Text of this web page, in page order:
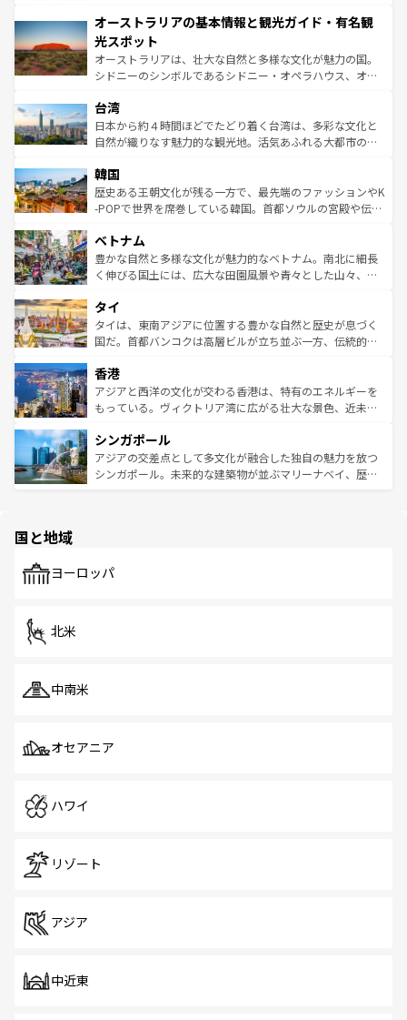
部のニューオーリンズでは、音楽と美食が融合した独特の
文化が魅力。旅行者はアメリカの各地域で異なる魅力を楽
しみながら、その多様性と豊かな歴史を感じることができ
るだろう。車でのロードトリップや列車の旅も、アメリカ
情報は
ワイ島は見逃せない。また、定番の観光地といえばオアフ
島だが、静かな自然を求めるならマウイ島やカウアイ島が
おすすめ。エメラルドグリーンに輝く海をはじめ、豊かな
文化や歴史が息づいている。「アロハスピリット」と呼ば
人々、おいしいローカルフードやハワイアンミュージッ
ク、伝統的なフラダンスなど、すべてがハワイの魅力を彩
っている。訪れるたびに新しい発見と感動が待っているハ
はコンテンツ一覧
オーストラリアの基本情報と観光ガイド・有名観
光スポット
オーストラリアは、壮大な自然と多様な文化が魅力の国。
シドニーのシンボルであるシドニー・オペラハウス、オー
リアリーフや大陸中央部にそびえるウルル（エアーズロッ
ク）、タスマニアの美しい原生林やケアンズの熱帯雨林な
ど、見どころがたくさん。また、カフェやワイン、オージ
いる。アクティビティも充実しており、サーフィンやダイ
ビング、ハイキングなど、アウトドア好きにはたまらな
い。オーストラリアの多彩な魅力を存分に味わいつくそ
参照してほしい。
台湾
日本から約４時間ほどでたどり着く台湾は、多彩な文化と
自然が織りなす魅力的な観光地。活気あふれる大都市の台
ン）、静ひつな山岳地帯である台湾東部など、都市の喧騒
と山間の静けさが共存しており、訪れる人に新しい発見と
驚きをもたらしてくれる。また、奥深い台湾の食文化も魅
容にもいいと評判のスイーツなど、バラエティ豊かな料理
が味わえる。 なお、新着の台湾情報は コンテンツ一覧を参
照してほしい。
韓国
歴史ある王朝文化が残る一方で、最先端のファッションやK
-POPで世界を席巻している韓国。首都ソウルの宮殿や伝統
き、地方に足を延ばせば四季折々の自然美を楽しむことが
できる。そして、キムチや焼肉、絶品のストリートフード
まで、さまざまな韓国料理が待っている。夜には、韓国な
リティに包まれながら、韓国の多彩な魅力を心ゆくまで味
わってみてほしい。 なお、新着の韓国情報はコンテンツ一
覧を参照してほしい。
ベトナム
豊かな自然と多様な文化が魅力的なベトナム。南北に細長
く伸びる国土には、広大な田園風景や青々とした山々、世
急速な発展と共に伝統が息づく。ハノイの古い町並みやホ
ーチミン市のフランス統治時代の建物も、独特の雰囲気を
醸し出している。また、バラエティの豊かさとおいしさで
とつ。フォーやバインミー、ベトナムコーヒーなどは、ぜ
ひ現地で味わいたい。どの地域を訪れてもあたたかい人々
が旅行者を迎えてくれるので、きっと忘れられない旅にな
参照してほしい。
タイ
タイは、東南アジアに位置する豊かな自然と歴史が息づく
国だ。首都バンコクは高層ビルが立ち並ぶ一方、伝統的な
の活気が交差している。北部ではチェンマイなどの山岳地
帯で自然と触れ合い、南部ではプーケットやクラビの美し
いビーチでリゾート気分を楽しむことができる。タイ料理
激する。気候は一年中温暖で、どの季節にも異なる楽しみ
が待っている。親しみやすいタイの人々、仏教を中心とし
た文化、そして多様な観光資源が、訪れる旅人を魅了し続
香港
アジアと西洋の文化が交わる香港は、特有のエネルギーを
もっている。ヴィクトリア湾に広がる壮大な景色、近未来
み、どこを訪れても感動するはず。観光スポットが密集し
ており、効率よく見どころを回れるのも魅力。息をのむよ
うな絶景から文化的な体験まで、香港を存分に楽しみ尽く
シンガポール
アジアの交差点として多文化が融合した独自の魅力を放つ
シンガポール。未来的な建築物が並ぶマリーナベイ、歴史
で、ホーカーズは地元の風情を楽しめる外せないスポット
国と地域
ヨーロッパ
北米
中南米
オセアニア
ハワイ
リゾート
アジア
中近東